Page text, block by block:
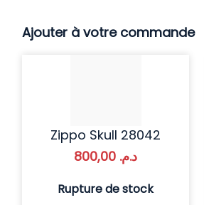
Ajouter à votre commande
Zippo Skull 28042
د.م.
Rupture de stock